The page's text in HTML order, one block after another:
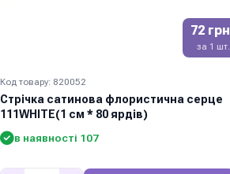
72 грн
за 1 шт.
Код товару: 820052
Стрічка сатинова флористична серце
111WHITE(1 см * 80 ярдів)
в наявності 107